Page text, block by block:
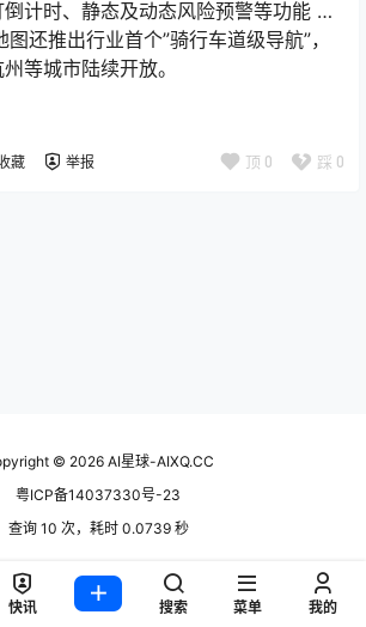
计时、静态及动态风险预警等功能 …
还推出行业首个”骑行车道级导航”，
等城市陆续开放。
藏 举报 顶 0 踩 0
© 2026AI星球-AIXQ.CC
粤ICP备14037330号-23
查询 10 次，耗时 0.0739 秒
快讯 搜索 菜单 我的